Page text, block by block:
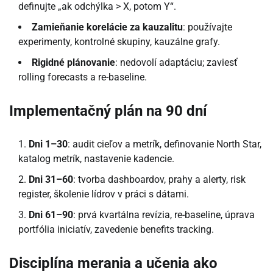
definujte „ak odchýlka > X, potom Y“.
Zamieňanie korelácie za kauzalitu: používajte
experimenty, kontrolné skupiny, kauzálne grafy.
Rigidné plánovanie: nedovolí adaptáciu; zaviesť
rolling forecasts a re-baseline.
Implementačný plán na 90 dní
Dni 1–30: audit cieľov a metrík, definovanie North Star,
katalog metrík, nastavenie kadencie.
Dni 31–60: tvorba dashboardov, prahy a alerty, risk
register, školenie lídrov v práci s dátami.
Dni 61–90: prvá kvartálna revízia, re-baseline, úprava
portfólia iniciatív, zavedenie benefits tracking.
Disciplína merania a učenia ako